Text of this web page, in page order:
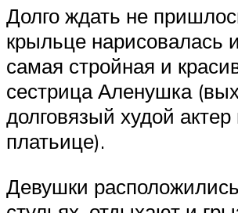
Долго ждать не
крыльце нарисовалась
самая стройная и
сестрица Аленушка
долговязый худой актер
платьице).
Девушки